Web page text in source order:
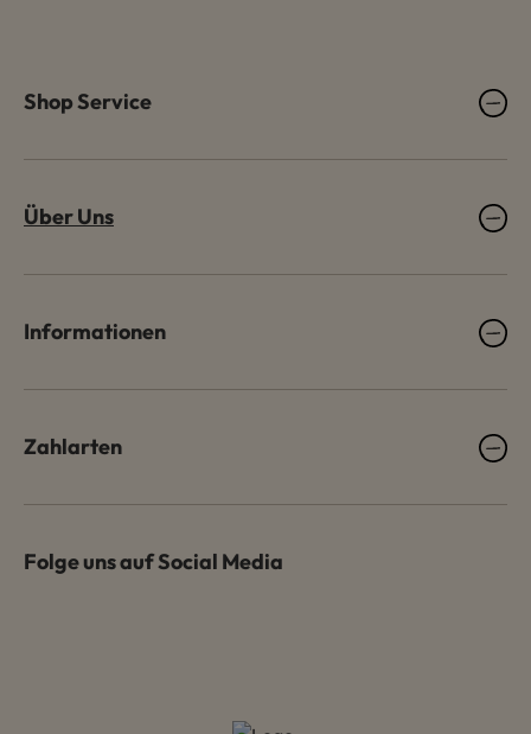
Shop Service
Über Uns
Informationen
Zahlarten
Folge uns auf Social Media